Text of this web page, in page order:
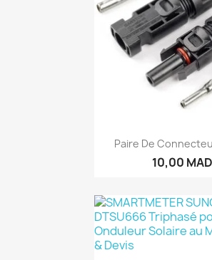
Aperçu
Paire De
10,00 MAD